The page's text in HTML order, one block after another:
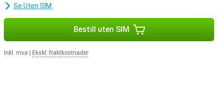
Se Uten SIM
Bestill uten SIM
Inkl. mva Ekskl. fraktkostnader